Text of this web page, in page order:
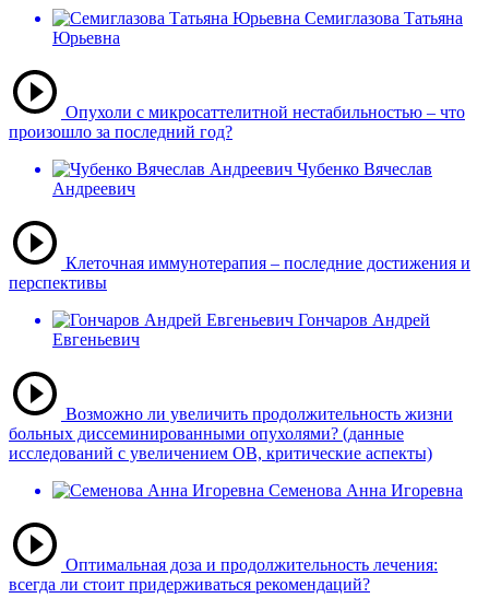
Семиглазова Татьяна
Юрьевна
Опухоли с микросаттелитной нестабильностью – что
произошло за последний год?
Чубенко Вячеслав
Андреевич
Клеточная иммунотерапия – последние достижения и
перспективы
Гончаров Андрей
Евгеньевич
Возможно ли увеличить продолжительность жизни
больных диссеминированными опухолями? (данные
исследований с увеличением ОВ, критические аспекты)
Семенова Анна Игоревна
Оптимальная доза и продолжительность лечения:
всегда ли стоит придерживаться рекомендаций?